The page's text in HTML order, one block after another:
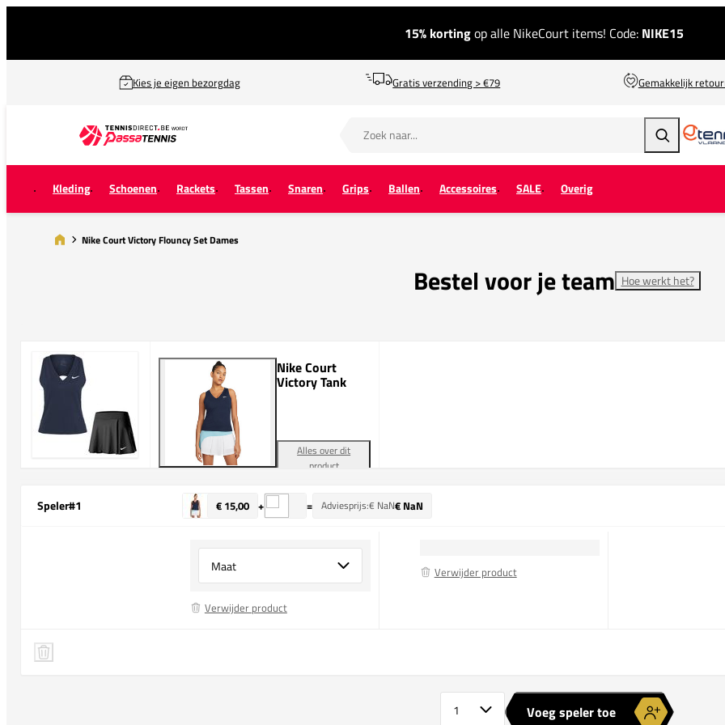
15% kortingop alle NikeCourt items! Code: NIKE15
Kies je eigen bezorgdag Gratis verzending > €79 Gemakkelijk
Zoeken
Kleding Schoenen Rackets Tassen Snaren Grips Ballen Accessoires SALE Overig
Nike Court Victory Flouncy Set Dames
Bestel voor je team Hoe werkt het?
Nike Court
Victory Tank
Alles over dit
product
Speler#1 € 15,00 + = Adviesprijs:€ NaN€ NaN
Verwijder product
Verwijder product
Speler 1 verwijderen
Aantal spelers
Voeg speler toe